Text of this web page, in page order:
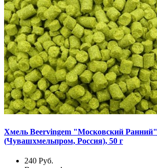
Хмель Beervingem "Московский Ранний"
(Чувашхмельпром, Россия), 50 г
240 Руб.